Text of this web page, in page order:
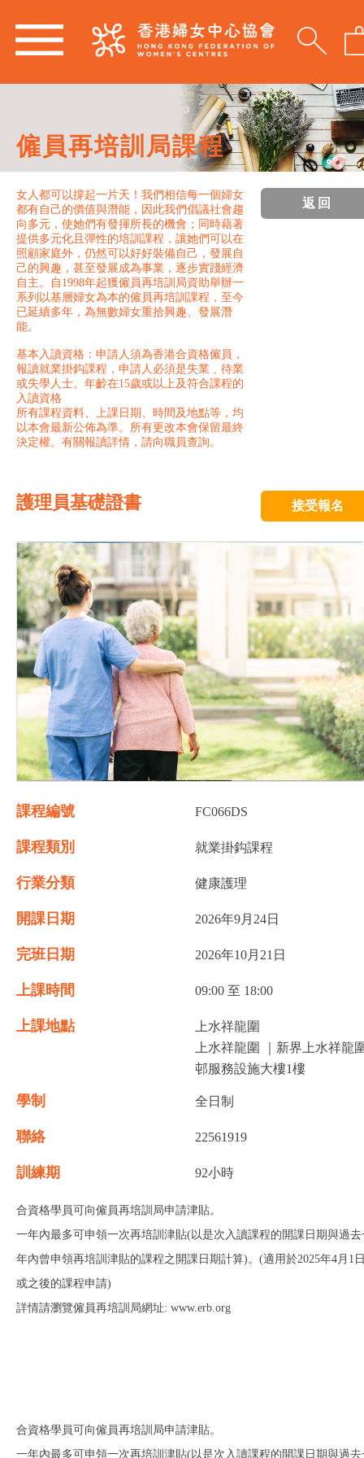
僱員再培訓局課程
女人都可以撐起一片天！我們相信每一個婦女
都有自己的價值與潛能，因此我們倡議社會趨
向多元，使她們有發揮所長的機會；同時藉著
提供多元化且彈性的培訓課程，讓她們可以在
照顧家庭外，仍然可以好好裝備自己，發展自
己的興趣，甚至發展成為事業，逐步實踐經濟
自主。自1998年起獲僱員再培訓局資助舉辦一
系列以基層婦女為本的僱員再培訓課程，至今
已延續多年，為無數婦女重拾興趣、發展潛
能。
基本入讀資格：申請人須為香港合資格僱員，
報讀就業掛鈎課程，申請人必須是失業﹑待業
或失學人士。年齡在15歲或以上及符合課程的
入讀資格
所有課程資料、上課日期、時間及地點等，均
以本會最新公佈為準。所有更改本會保留最終
決定權。有關報讀詳情，請向職員查詢。
返回
護理員基礎證書 接受報名
課程編號 FC066DS
課程類別 就業掛鈎課程
行業分類 健康護理
開課日期 2026年9月24日
完班日期 2026年10月21日
上課時間 09:00 至 18:00
上課地點
上水祥龍圍
上水祥龍圍 ｜新界上水祥龍
邨服務設施大樓1樓
學制 全日制
聯絡 22561919
訓練期 92小時
合資格學員可向僱員再培訓局申請津貼。
一年內最多可申領一次再培訓津貼(以是次入讀課程的開課日期與過去
年內曾申領再培訓津貼的課程之開課日期計算)。(適用於2025年4月1
或之後的課程申請)
詳情請瀏覽僱員再培訓局網址: www.erb.org
合資格學員可向僱員再培訓局申請津貼。
一年內最多可申領一次再培訓津貼(以是次入讀課程的開課日期與過去